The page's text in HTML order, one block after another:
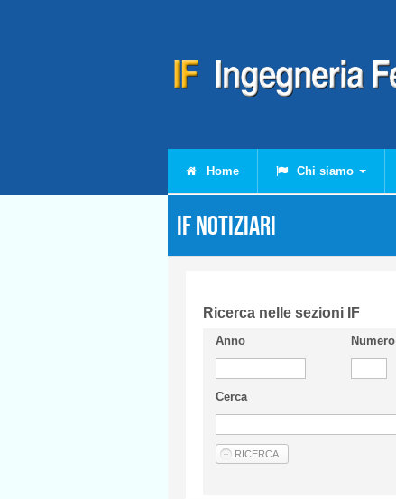
Home Chi siamo
IF Notiziari
Ricerca nelle sezioni IF
Anno Numero
Cerca